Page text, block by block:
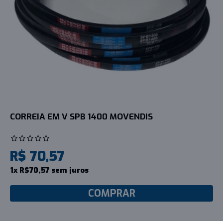
CORREIA EM V SPB 1400 MOVENDIS
R$ 70,57
1x R$70,57 sem juros
COMPRAR